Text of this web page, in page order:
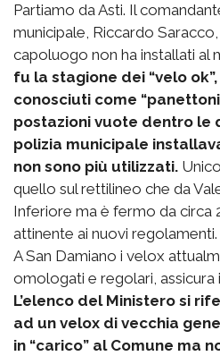
Partiamo da Asti. Il
municipale, Riccardo
capoluogo non ha installati al
fu la stagione dei “velo
conosciuti come
postazioni vuote dentro le
polizia municipale
non sono più utilizzati.
quello sul rettilineo che da
Inferiore ma è fermo da circa
attinente ai nuovi regolamenti.
A San Damiano i velox
omologati e regolari, assicura
L’elenco del Ministero si
ad un velox di vecchia
in “carico” al Comune ma